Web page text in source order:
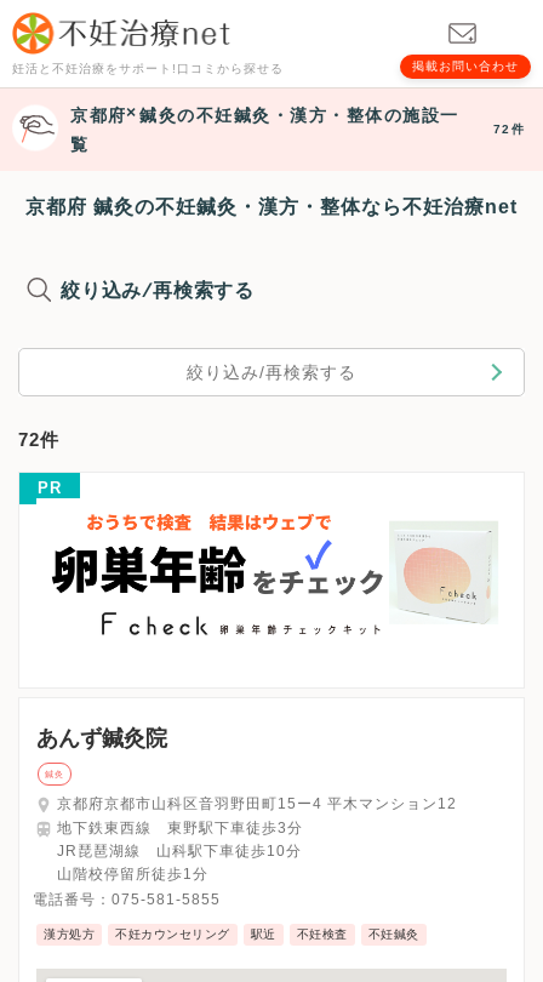
妊活と不妊治療をサポート!口コミから探せる 掲載お問い合わせ
京都府 鍼灸の不妊鍼灸・漢方・整体の施設一
覧
72件
京都府 鍼灸の不妊鍼灸・漢方・整体なら不妊治療net
絞り込み/再検索する
絞り込み/再検索する
72件
PR
あんず鍼灸院
鍼灸
京都府京都市山科区音羽野田町15ー4 平木マンション12
地下鉄東西線 東野駅下車徒歩3分
JR琵琶湖線 山科駅下車徒歩10分
山階校停留所徒歩1分
電話番号： 075-581-5855
漢方処方 不妊カウンセリング 駅近 不妊検査 不妊鍼灸